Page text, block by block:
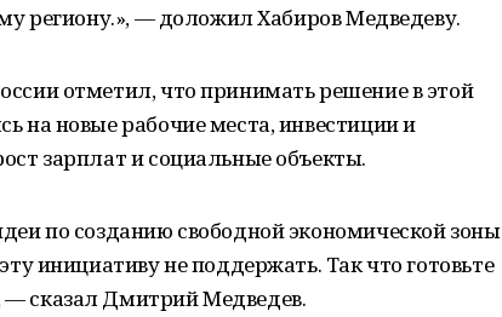
региону.», — доложил Хабиров Медведеву.
отметил, что принимать решение в этой
на новые рабочие места, инвестиции и
зарплат и социальные объекты.
по созданию свободной экономической зоны
инициативу не поддержать. Так что готовьте
сказал Дмитрий Медведев.